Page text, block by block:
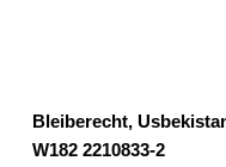
Bleiberecht,
W182 2210833-2